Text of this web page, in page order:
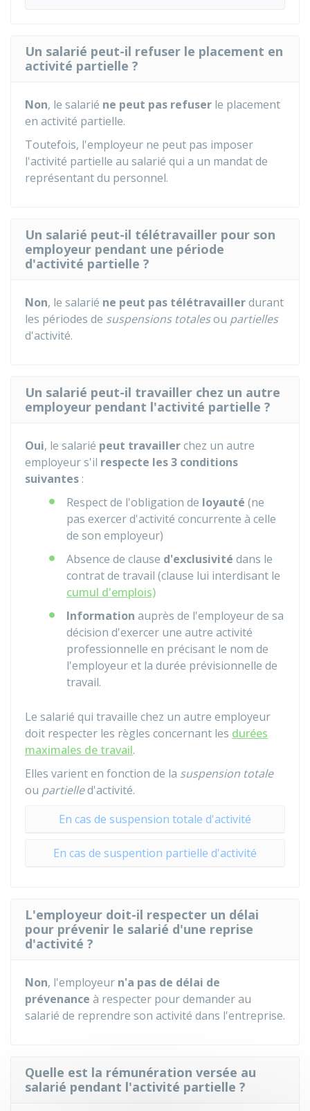
Un salarié peut-il refuser le placement en
activité partielle ?
Non, le salarié ne peut pas refuser le placement
en activité partielle.
Toutefois, l'employeur ne peut pas imposer
l'activité partielle au salarié qui a un mandat de
représentant du personnel.
Un salarié peut-il télétravailler pour son
employeur pendant une période
d'activité partielle ?
Non, le salarié ne peut pas télétravaillerdurant
les périodes de suspensions totalesou partielles
d'activité.
Un salarié peut-il travailler chez un autre
employeur pendant l'activité partielle ?
Oui, le salarié peut travaillerchez un autre
employeur s'il respecte les 3 conditions
suivantes :
Respect de l'obligation de loyauté (ne
pas exercer d'activité concurrente à celle
de son employeur)
Absence de clause d'exclusivité dans le
contrat de travail (clause lui interdisant le
cumul d'emplois)
Information auprès de l'employeur de sa
décision d'exercer une autre activité
professionnelle en précisant le nom de
l'employeur et la durée prévisionnelle de
travail.
Le salarié qui travaille chez un autre employeur
doit respecter les règles concernant les durées
maximales de travail.
Elles varient en fonction de la suspension totale
ou partielled'activité.
En cas de suspension totale d'activité
En cas de suspention partielle d'activité
L'employeur doit-il respecter un délai
pour prévenir le salarié d'une reprise
d'activité ?
Non, l'employeur n'a pas de délai de
prévenance à respecter pour demander au
salarié de reprendre son activité dans l'entreprise.
Quelle est la rémunération versée au
salarié pendant l'activité partielle ?